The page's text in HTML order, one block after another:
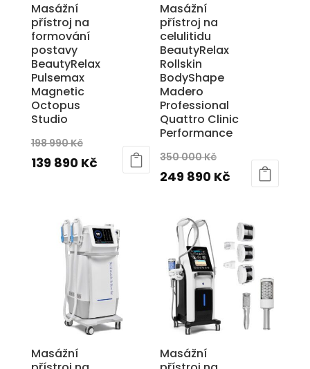
Masážní
přístroj na
formování
postavy
BeautyRelax
Pulsemax
Magnetic
Octopus
Studio
198 990Kč
Původní
cena
990 Kč.
139 890 KčAktuální
139
890 Kč.
Masážní
přístroj na
celulitidu
BeautyRelax
Rollskin
BodyShape
Madero
Professional
Quattro Clinic
Performance
350 000Kč
Původní
cena
000 Kč.
249 890 Kč Aktuální
249
890 Kč.
Masážní
Masážní